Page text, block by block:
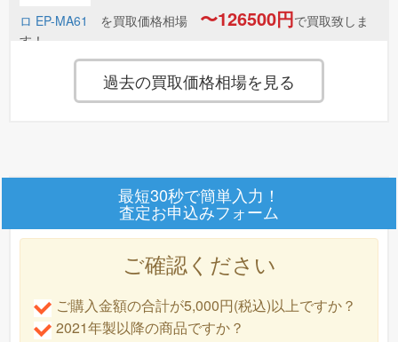
するハッピーレシピ おやこどん風 新品4点の査定依頼が御座い
ました！
free*******様(神奈川県)より、離乳食・ベビーフード ◆キューピー
レンジでチン たっぷり野菜のチキンライス 9ヵ月頃〜 130g 新品
2点の査定依頼が御座いました！
redb*******様(東京都)より、大人用おむつ ライフリー リハビリパ
ンツ L 14枚入 新品 (2026年製) 4点の査定依頼が御座いました！
(2026年製) 1点の査定依頼が御座いました！
t.m.*******様(東京都)より、ベビーカー 中古品(それなりの使用
感、汚れがある) (2021年製) 1点の査定依頼が御座いました！
ロ EP-MA61 を買取価格相場 〜126500円で買取致しま
す！
フジ医療器のマッサージチェア 型番：CYBER-
フジ医療器のマッサージチェア 型番：SYNCA
CirC GRACE マッサージチェア L24 MR390を買取価格相
場〜88300円で買取致します！
過去の買取価格相場を見る
最短30秒で簡単入力！
査定お申込みフォーム
ご確認ください
ご購入金額の合計が5,000円(税込)以上ですか？
2021年製以降の商品ですか？